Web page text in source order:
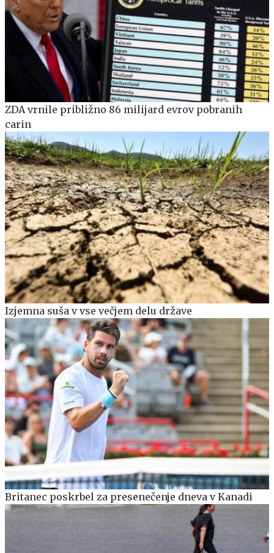
ZDA vrnile približno 86 milijard evrov pobranih
carin
Izjemna suša v vse večjem delu države
Britanec poskrbel za presenečenje dneva v Kanadi